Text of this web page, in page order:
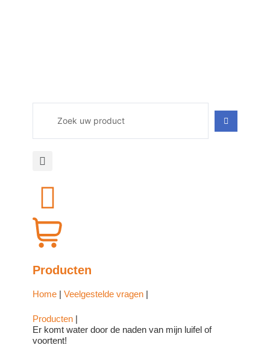
Producten
Home | Veelgestelde vragen |
Producten |
Er komt water door de naden van mijn luifel of
voortent!